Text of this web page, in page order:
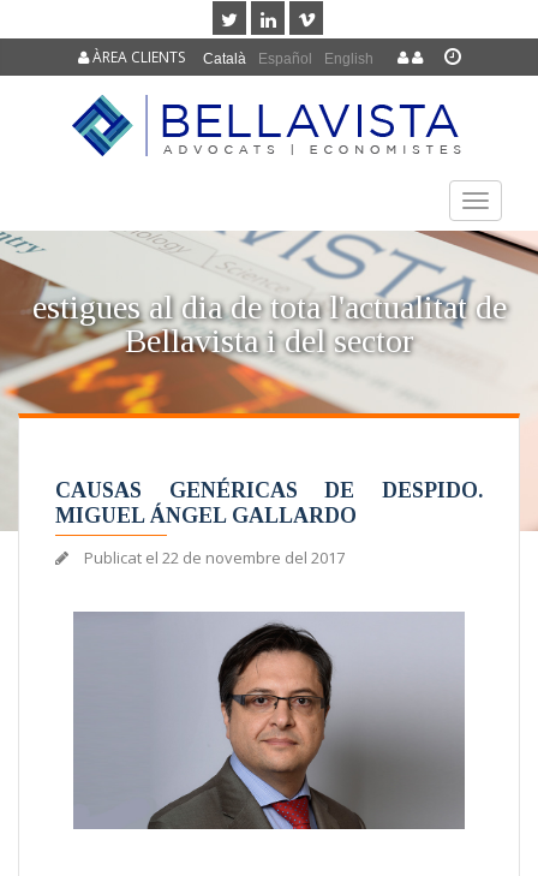
Català Español English
ÀREA CLIENTS
TOGGLE
estigues al dia de tota l'actualitat de
Bellavista i del sector
CAUSAS GENÉRICAS DE DESPIDO.
MIGUEL ÁNGEL GALLARDO
Publicat el 22 de novembre del 2017